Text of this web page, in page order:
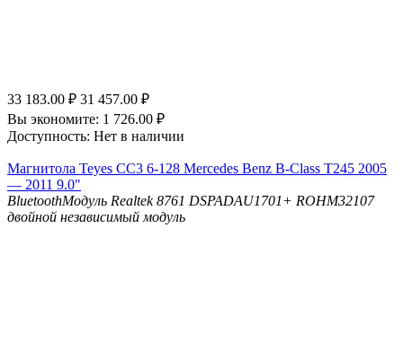
33 183.00 ₽ 31 457.00 ₽
Вы экономите: 1 726.00 ₽
Доступность: Нет в наличии
Магнитола Teyes CC3 6-128 Mercedes Benz B-Class T245 2005
— 2011 9.0"
BluetoothМодуль Realtek 8761 DSPADAU1701+ ROHM32107
двойной независимый модуль